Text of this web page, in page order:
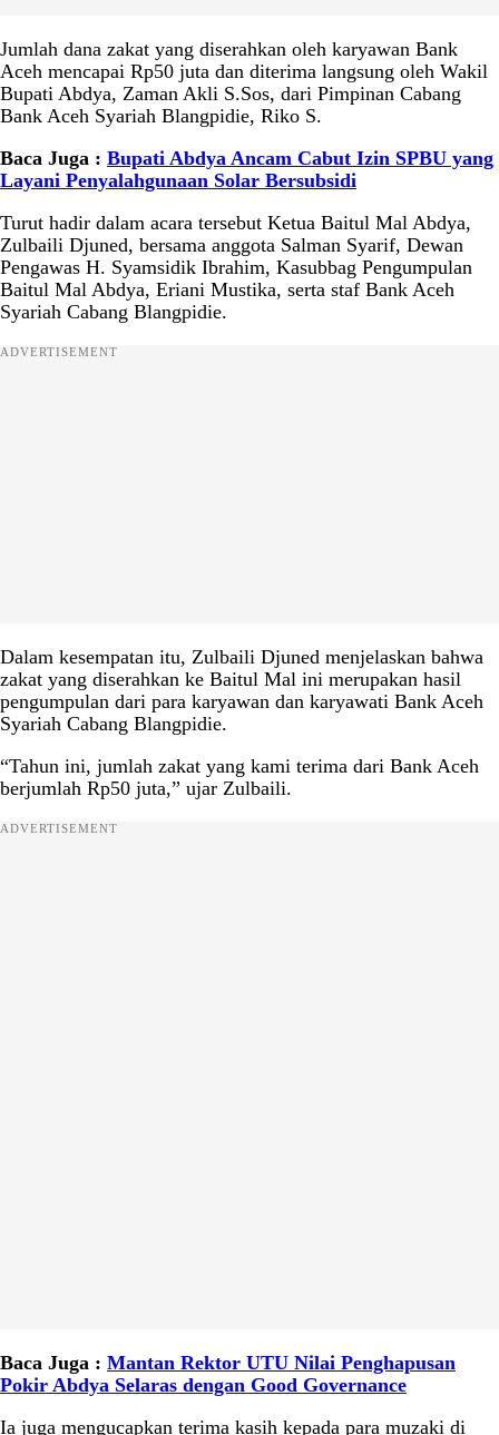
Jumlah dana zakat yang diserahkan oleh karyawan Bank
Aceh mencapai Rp50 juta dan diterima langsung oleh Wakil
Bupati Abdya, Zaman Akli S.Sos, dari Pimpinan Cabang
Bank Aceh Syariah Blangpidie, Riko S.
Baca Juga : Bupati Abdya Ancam Cabut Izin SPBU yang
Layani Penyalahgunaan Solar Bersubsidi
Turut hadir dalam acara tersebut Ketua Baitul Mal Abdya,
Zulbaili Djuned, bersama anggota Salman Syarif, Dewan
Pengawas H. Syamsidik Ibrahim, Kasubbag Pengumpulan
Baitul Mal Abdya, Eriani Mustika, serta staf Bank Aceh
Syariah Cabang Blangpidie.
ADVERTISEMENT
Dalam kesempatan itu, Zulbaili Djuned menjelaskan bahwa
zakat yang diserahkan ke Baitul Mal ini merupakan hasil
pengumpulan dari para karyawan dan karyawati Bank Aceh
Syariah Cabang Blangpidie.
“Tahun ini, jumlah zakat yang kami terima dari Bank Aceh
berjumlah Rp50 juta,” ujar Zulbaili.
ADVERTISEMENT
Baca Juga : Mantan Rektor UTU Nilai Penghapusan
Pokir Abdya Selaras dengan Good Governance
Ia juga mengucapkan terima kasih kepada para muzaki di